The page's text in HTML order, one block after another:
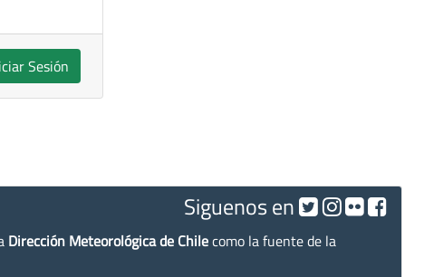
Sesión
Siguenos en
Dirección Meteorológica de Chilecomo la fuente de la